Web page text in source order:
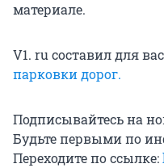
материале.
V1. ru составил для вас
парковки дорог.
Подписывайтесь на
Будьте первыми по
Переходите по ссылке: